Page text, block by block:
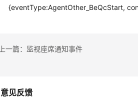
{eventType:AgentOther_BeQcStart,
上一篇：监视座席通知事件
意见反馈